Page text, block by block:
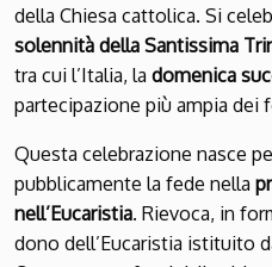
della Chiesa cattolica. Si
solennità della Santissima
tra cui l’Italia, la domenica
partecipazione più ampia dei
Questa celebrazione nasce
pubblicamente la fede nella
nell’Eucaristia. Rievoca, in
dono dell’Eucaristia istituito